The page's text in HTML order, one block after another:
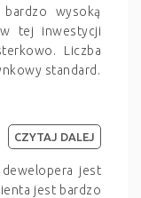
wysoką
w tej inwestycji
Liczba
standard.
jest
jest bardzo
CZYTAJ DALEJ